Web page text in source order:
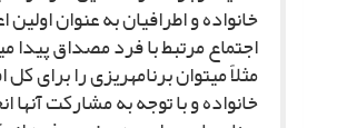
خانواده و اطرافیان به عنوان اولین
اجتماع مرتبط با فرد مصداق پیدا
مثلاً مى‏توان برنامه‏ریزى را براى کل
خانواده و با توجه به مشارکت آنها